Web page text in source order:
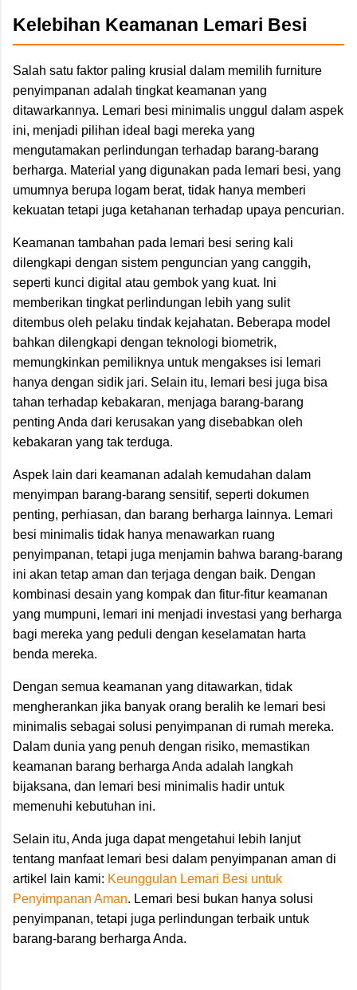
Kelebihan Keamanan Lemari Besi
Salah satu faktor paling krusial dalam memilih furniture
penyimpanan adalah tingkat keamanan yang
ditawarkannya. Lemari besi minimalis unggul dalam aspek
ini, menjadi pilihan ideal bagi mereka yang
mengutamakan perlindungan terhadap barang-barang
berharga. Material yang digunakan pada lemari besi, yang
umumnya berupa logam berat, tidak hanya memberi
kekuatan tetapi juga ketahanan terhadap upaya pencurian.
Keamanan tambahan pada lemari besi sering kali
dilengkapi dengan sistem penguncian yang canggih,
seperti kunci digital atau gembok yang kuat. Ini
memberikan tingkat perlindungan lebih yang sulit
ditembus oleh pelaku tindak kejahatan. Beberapa model
bahkan dilengkapi dengan teknologi biometrik,
memungkinkan pemiliknya untuk mengakses isi lemari
hanya dengan sidik jari. Selain itu, lemari besi juga bisa
tahan terhadap kebakaran, menjaga barang-barang
penting Anda dari kerusakan yang disebabkan oleh
kebakaran yang tak terduga.
Aspek lain dari keamanan adalah kemudahan dalam
menyimpan barang-barang sensitif, seperti dokumen
penting, perhiasan, dan barang berharga lainnya. Lemari
besi minimalis tidak hanya menawarkan ruang
penyimpanan, tetapi juga menjamin bahwa barang-barang
ini akan tetap aman dan terjaga dengan baik. Dengan
kombinasi desain yang kompak dan fitur-fitur keamanan
yang mumpuni, lemari ini menjadi investasi yang berharga
bagi mereka yang peduli dengan keselamatan harta
benda mereka.
Dengan semua keamanan yang ditawarkan, tidak
mengherankan jika banyak orang beralih ke lemari besi
minimalis sebagai solusi penyimpanan di rumah mereka.
Dalam dunia yang penuh dengan risiko, memastikan
keamanan barang berharga Anda adalah langkah
bijaksana, dan lemari besi minimalis hadir untuk
memenuhi kebutuhan ini.
Selain itu, Anda juga dapat mengetahui lebih lanjut
tentang manfaat lemari besi dalam penyimpanan aman di
artikel lain kami: Keunggulan Lemari Besi untuk
Penyimpanan Aman. Lemari besi bukan hanya solusi
penyimpanan, tetapi juga perlindungan terbaik untuk
barang-barang berharga Anda.